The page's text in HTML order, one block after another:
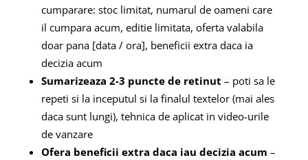
cumparare: stoc limitat, numarul de oameni care
il cumpara acum, editie limitata, oferta valabila
doar pana [data / ora], beneficii extra daca ia
decizia acum
Sumarizeaza 2-3 puncte de retinut – poti sa le
repeti si la inceputul si la finalul textelor (mai ales
daca sunt lungi), tehnica de aplicat in video-urile
de vanzare
Ofera beneficii extra daca iau decizia acum –